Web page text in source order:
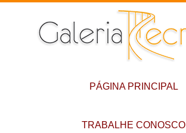
PÁGINA PRINCIPAL
TRABALHE CONOSCO